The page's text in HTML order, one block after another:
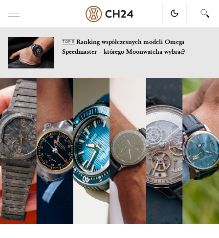
Skip
to
content
TOP 5Ranking współczesnych modeli Omega
Speedmaster – którego Moonwatcha wybrać?